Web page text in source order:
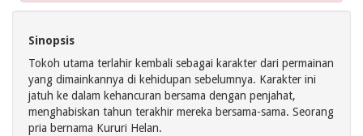
Sinopsis
Tokoh utama terlahir kembali sebagai karakter dari permainan
yang dimainkannya di kehidupan sebelumnya. Karakter ini
jatuh ke dalam kehancuran bersama dengan penjahat,
menghabiskan tahun terakhir mereka bersama-sama. Seorang
pria bernama Kururi Helan.